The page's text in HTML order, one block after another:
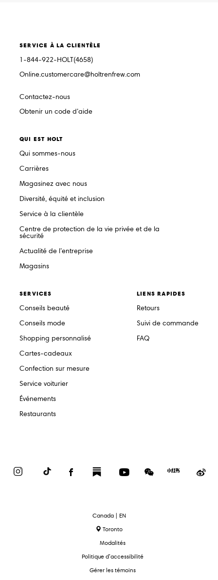
SERVICE À LA CLIENTÈLE
1-844-922-HOLT(4658)
Online.customercare@holtrenfrew.com
Contactez-nous
Obtenir un code d’aide
QUI EST HOLT
Qui sommes-nous
Carrières
Magasinez avec nous
Diversité, équité et inclusion
Service à la clientèle
Centre de protection de la vie privée et de la
sécurité
Actualité de l’entreprise
Magasins
SERVICES
Conseils beauté
Conseils mode
Shopping personnalisé
Cartes-cadeaux
Confection sur mesure
Service voiturier
Événements
Restaurants
LIENS RAPIDES
Retours
Suivi de commande
FAQ
InstagramTikTok FacebookSubstack YouTubeWeChat
Red
text.language
Canada | EN
Toronto
Modalités
Politique d’accessibilité
Gérer les témoins